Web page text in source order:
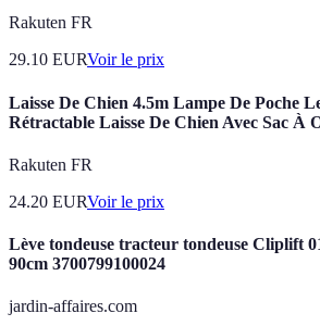
Rakuten FR
29.10 EURVoir le prix
Laisse De Chien 4.5m Lampe De Poche
Rétractable Laisse De Chien Avec Sac À
Rakuten FR
24.20 EURVoir le prix
Lève tondeuse tracteur tondeuse Cliplift
90cm 3700799100024
jardin-affaires.com